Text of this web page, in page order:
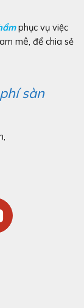
phục vụ việc
mê, để chia sẻ
sàn